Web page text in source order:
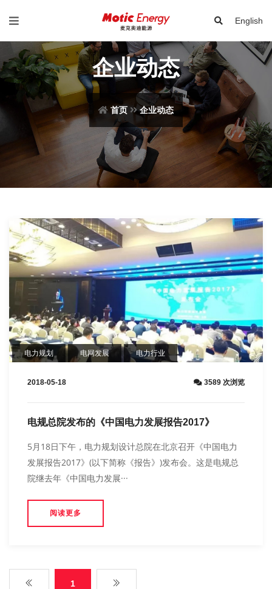
English
企业动态
首页 企业动态
电力规划 电网发展 电力行业
2018-05-18 3589 次浏览
电规总院发布的《中国电力发展报告2017》
5月18日下午，电力规划设计总院在北京召开《中国电力
发展报告2017》(以下简称《报告》)发布会。这是电规总
院继去年《中国电力发展···
阅读更多
1